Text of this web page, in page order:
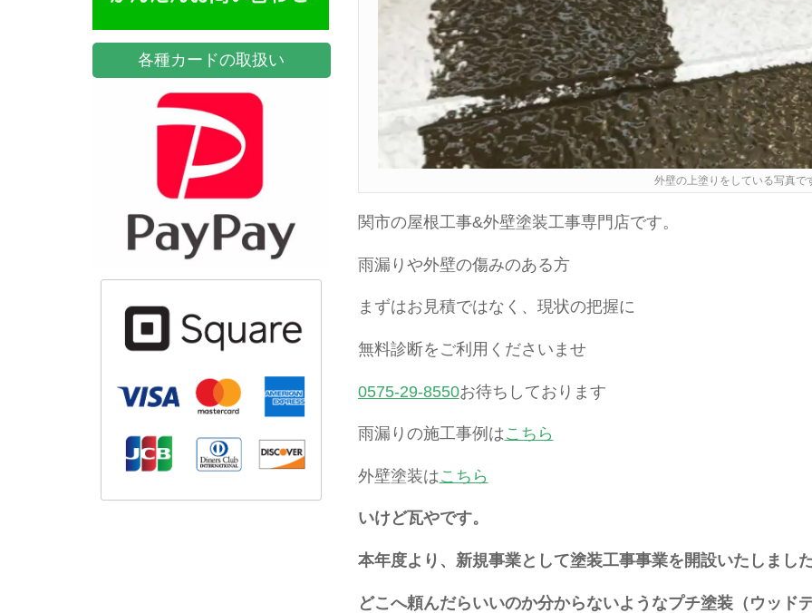
外壁の上塗りをしている写真で
関市の屋根工事&外壁塗装工事専門店です。
雨漏りや外壁の傷みのある方
まずはお見積ではなく、現状の把握に
無料診断をご利用くださいませ
0575-29-8550お待ちしております
雨漏りの施工事例はこちら
外壁塗装はこちら
いけど瓦やです。
本年度より、新規事業として塗装工事事業を開設いたしまし
どこへ頼んだらいいのか分からないようなプチ塗装（ウッド
各種カードの取扱い